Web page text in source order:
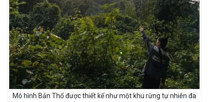
Mô hình Bản Thổ được thiết kế như một khu rừng tự nhiên đa